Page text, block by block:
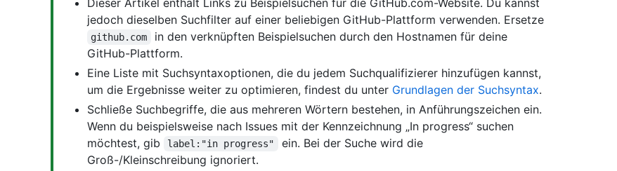
Dieser Artikel enthält Links zu Beispielsuchen für die GitHub.com-Website. Du kannst
jedoch dieselben Suchfilter auf einer beliebigen GitHub-Plattform verwenden. Ersetze
github.com
in den verknüpften Beispielsuchen durch den Hostnamen für deine
GitHub-Plattform.
Eine Liste mit Suchsyntaxoptionen, die du jedem Suchqualifizierer hinzufügen kannst,
um die Ergebnisse weiter zu optimieren, findest du unter Grundlagen der Suchsyntax.
Schließe Suchbegriffe, die aus mehreren Wörtern bestehen, in Anführungszeichen ein.
Wenn du beispielsweise nach Issues mit der Kennzeichnung „In progress“ suchen
möchtest, gib
label:"in progress"
ein. Bei der Suche wird die
Groß-/Kleinschreibung ignoriert.